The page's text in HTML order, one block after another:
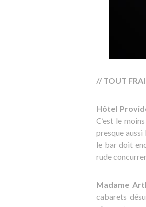
// TOUT
Hôtel
C’est le
presque aussi
le bar doit
rude
Madame
cabarets